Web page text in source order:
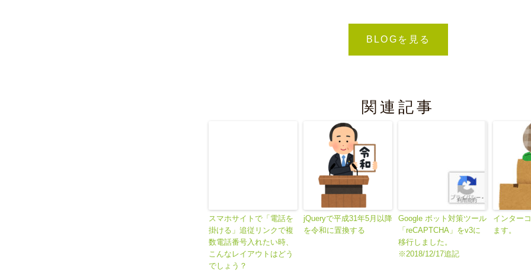
BLOGを見る
関連記事
スマホサイトで「電話を
掛ける」追従リンクで複
数電話番号入れたい時、
こんなレイアウトはどう
でしょう？
jQueryで平成31年5月以降
を令和に置換する
Google ボット対策ツール
「reCAPTCHA」をv3に
移行しました。
※2018/12/17追記
インター
ます。